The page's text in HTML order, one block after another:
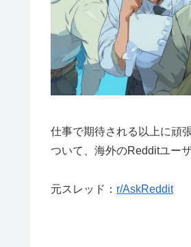
仕事で期待される以上に頑
ついて、海外のRedditユー
元スレッド： r/AskReddit